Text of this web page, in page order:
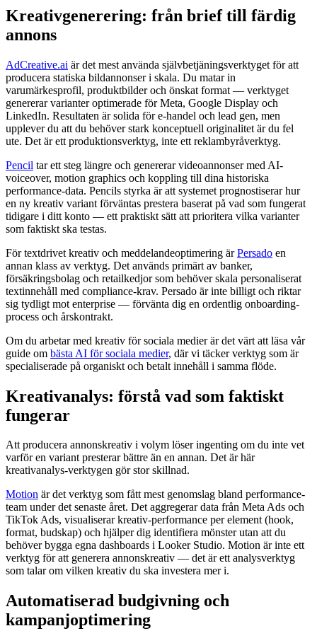
Kreativgenerering: från brief till färdig
annons
AdCreative.ai är det mest använda självbetjäningsverktyget för att
producera statiska bildannonser i skala. Du matar in
varumärkesprofil, produktbilder och önskat format — verktyget
genererar varianter optimerade för Meta, Google Display och
LinkedIn. Resultaten är solida för e-handel och lead gen, men
upplever du att du behöver stark konceptuell originalitet är du fel
ute. Det är ett produktionsverktyg, inte ett reklambyråverktyg.
Pencil tar ett steg längre och genererar videoannonser med AI-
voiceover, motion graphics och koppling till dina historiska
performance-data. Pencils styrka är att systemet prognostiserar hur
en ny kreativ variant förväntas prestera baserat på vad som fungerat
tidigare i ditt konto — ett praktiskt sätt att prioritera vilka varianter
som faktiskt ska testas.
För textdrivet kreativ och meddelandeoptimering ärPersado en
annan klass av verktyg. Det används primärt av banker,
försäkringsbolag och retailkedjor som behöver skala personaliserat
textinnehåll med compliance-krav. Persado är inte billigt och riktar
sig tydligt mot enterprise — förvänta dig en ordentlig onboarding-
process och årskontrakt.
Om du arbetar med kreativ för sociala medier är det värt att läsa vår
guide om bästa AI för sociala medier, där vi täcker verktyg som är
specialiserade på organiskt och betalt innehåll i samma flöde.
Kreativanalys: förstå vad som faktiskt
fungerar
Att producera annonskreativ i volym löser ingenting om du inte vet
varför en variant presterar bättre än en annan. Det är här
kreativanalys-verktygen gör stor skillnad.
Motion är det verktyg som fått mest genomslag bland performance-
team under det senaste året. Det aggregerar data från Meta Ads och
TikTok Ads, visualiserar kreativ-performance per element (hook,
format, budskap) och hjälper dig identifiera mönster utan att du
behöver bygga egna dashboards i Looker Studio. Motion är inte ett
verktyg för att generera annonskreativ — det är ett analysverktyg
som talar om vilken kreativ du ska investera mer i.
Automatiserad budgivning och
kampanjoptimering